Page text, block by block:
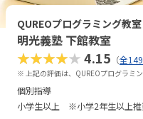
QUREOプログラミング教室
明光義塾 下館教室
★★★★★4.15 （全
※ 上記の評価は、QUREOプログラミ
個別指導
小学生以上 ※小学2年生以上推